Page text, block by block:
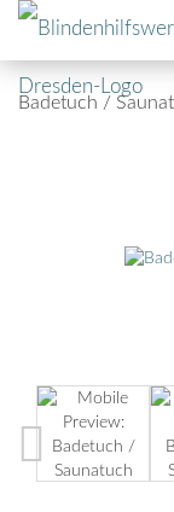
Badetuch /